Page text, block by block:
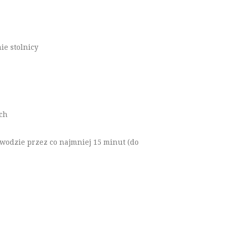
stolnicy
przez co najmniej 15 minut (do